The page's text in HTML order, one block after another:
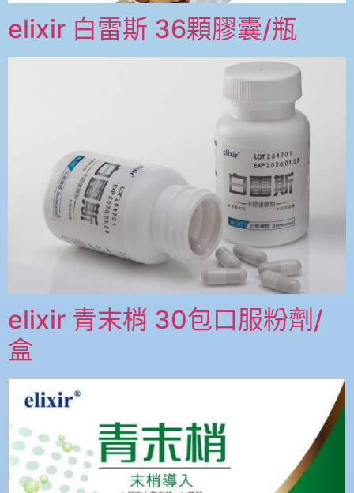
elixir 白雷斯 36顆膠囊/瓶
elixir 青末梢 30包口服粉劑/
盒